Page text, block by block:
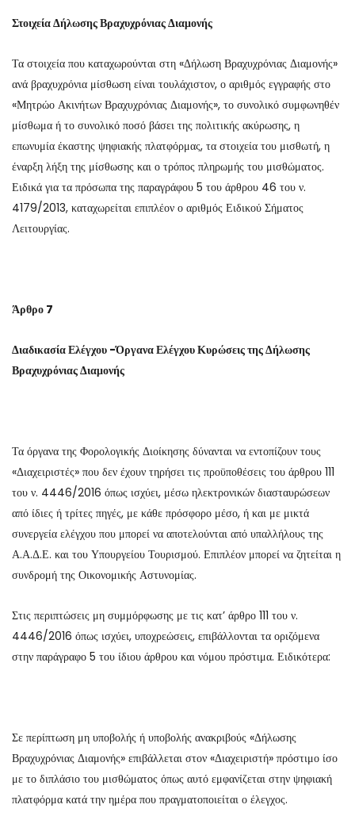
Στοιχεία Δήλωσης Βραχυχρόνιας Διαμονής
Τα στοιχεία που καταχωρούνται στη «Δήλωση Βραχυχρόνιας Διαμονής»
ανά βραχυχρόνια μίσθωση είναι τουλάχιστον, ο αριθμός εγγραφής στο
«Μητρώο Ακινήτων Βραχυχρόνιας Διαμονής», το συνολικό συμφωνηθέν
μίσθωμα ή το συνολικό ποσό βάσει της πολιτικής ακύρωσης, η
επωνυμία έκαστης ψηφιακής πλατφόρμας, τα στοιχεία του μισθωτή, η
έναρξη λήξη της μίσθωσης και ο τρόπος πληρωμής του μισθώματος.
Ειδικά για τα πρόσωπα της παραγράφου 5 του άρθρου 46 του ν.
4179/2013, καταχωρείται επιπλέον ο αριθμός Ειδικού Σήματος
Λειτουργίας.
Άρθρο 7
Διαδικασία Ελέγχου -Όργανα Ελέγχου Κυρώσεις της Δήλωσης
Βραχυχρόνιας Διαμονής
Τα όργανα της Φορολογικής Διοίκησης δύνανται να εντοπίζουν τους
«Διαχειριστές» που δεν έχουν τηρήσει τις προϋποθέσεις του άρθρου 111
του ν. 4446/2016 όπως ισχύει, μέσω ηλεκτρονικών διασταυρώσεων
από ίδιες ή τρίτες πηγές, με κάθε πρόσφορο μέσο, ή και με μικτά
συνεργεία ελέγχου που μπορεί να αποτελούνται από υπαλλήλους της
Α.Α.Δ.Ε. και του Υπουργείου Τουρισμού. Επιπλέον μπορεί να ζητείται η
συνδρομή της Οικονομικής Αστυνομίας.
Στις περιπτώσεις μη συμμόρφωσης με τις κατ’ άρθρο 111 του ν.
4446/2016 όπως ισχύει, υποχρεώσεις, επιβάλλονται τα οριζόμενα
στην παράγραφο 5 του ίδιου άρθρου και νόμου πρόστιμα. Ειδικότερα:
Σε περίπτωση μη υποβολής ή υποβολής ανακριβούς «Δήλωσης
Βραχυχρόνιας Διαμονής» επιβάλλεται στον «Διαχειριστή» πρόστιμο ίσο
με το διπλάσιο του μισθώματος όπως αυτό εμφανίζεται στην ψηφιακή
πλατφόρμα κατά την ημέρα που πραγματοποιείται ο έλεγχος.